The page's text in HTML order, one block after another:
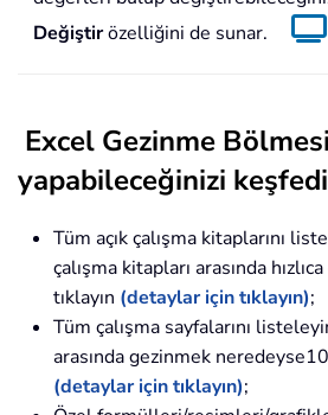
Değiştirözelliğini de sunar.
Excel Gezinme
yapabileceğinizi
Tüm açık çalışma kitaplarını
çalışma kitapları arasında
tıklayın (detaylar için tıklayın);
Tüm çalışma sayfalarını
arasında gezinmek neredeyse10
(detaylar için tıklayın);